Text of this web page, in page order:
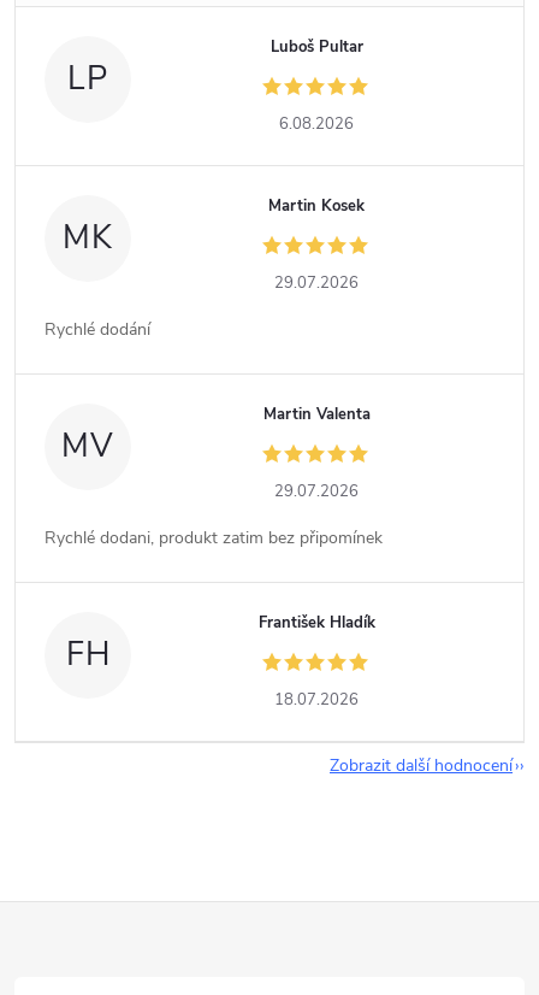
LP
Luboš Pultar
6.08.2026
MK
Martin Kosek
29.07.2026
Rychlé dodání
MV
Martin Valenta
29.07.2026
Rychlé dodani, produkt zatim bez připomínek
FH
František Hladík
18.07.2026
Zobrazit další hodnocení